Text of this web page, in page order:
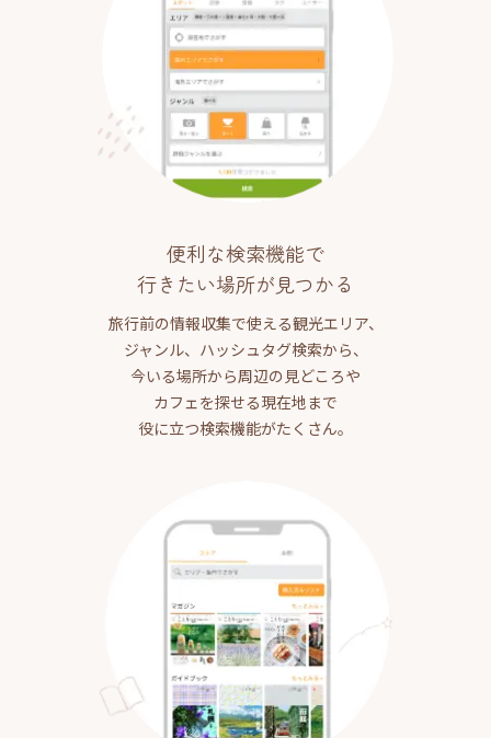
便利な検索機能で
行きたい場所が見つかる
旅行前の情報収集で使える観光エリア、
ジャンル、ハッシュタグ検索から、
今いる場所から周辺の見どころや
カフェを探せる現在地まで
役に立つ検索機能がたくさん。